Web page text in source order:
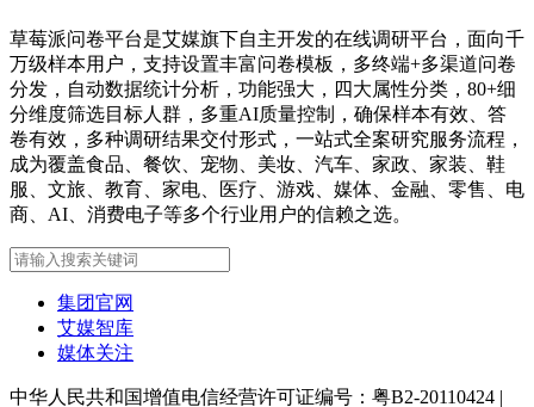
草莓派问卷平台是艾媒旗下自主开发的在线调研平台，面向千
万级样本用户，支持设置丰富问卷模板，多终端+多渠道问卷
分发，自动数据统计分析，功能强大，四大属性分类，80+细
分维度筛选目标人群，多重AI质量控制，确保样本有效、答
卷有效，多种调研结果交付形式，一站式全案研究服务流程，
成为覆盖食品、餐饮、宠物、美妆、汽车、家政、家装、鞋
服、文旅、教育、家电、医疗、游戏、媒体、金融、零售、电
商、AI、消费电子等多个行业用户的信赖之选。
集团官网
艾媒智库
媒体关注
中华人民共和国增值电信经营许可证编号：粤B2-20110424 |